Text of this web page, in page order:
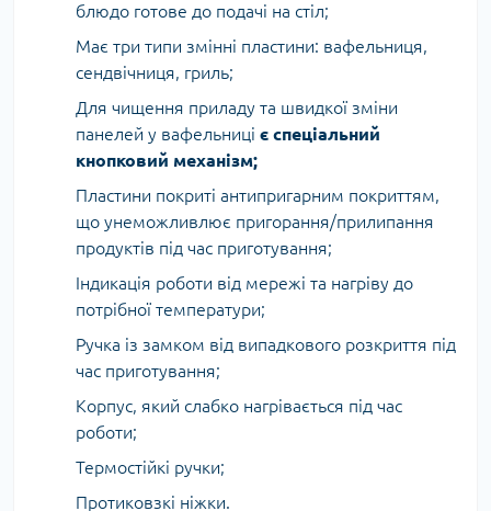
блюдо готове до подачі на стіл;
Має три типи змінні пластини: вафельниця,
сендвічниця, гриль;
Для чищення приладу та швидкої зміни
панелей у вафельниці є спеціальний
кнопковий механізм;
Пластини покриті антипригарним покриттям,
що унеможливлює пригорання/прилипання
продуктів під час приготування;
Індикація роботи від мережі та нагріву до
потрібної температури;
Ручка із замком від випадкового розкриття під
час приготування;
Корпус, який слабко нагрівається під час
роботи;
Термостійкі ручки;
Протиковзкі ніжки.